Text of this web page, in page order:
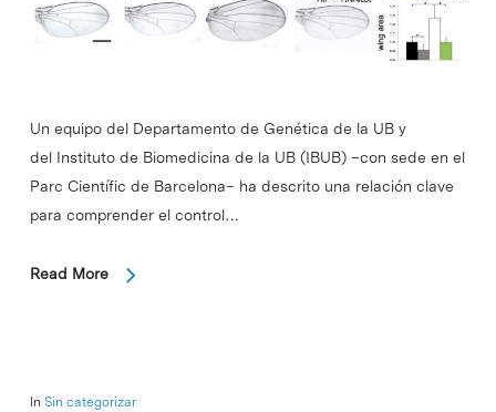
Un equipo del Departamento de Genética de la UB y
del Instituto de Biomedicina de la UB (IBUB) –con sede en el
Parc Científic de Barcelona– ha descrito una relación clave
para comprender el control…
Read More
In Sin categorizar